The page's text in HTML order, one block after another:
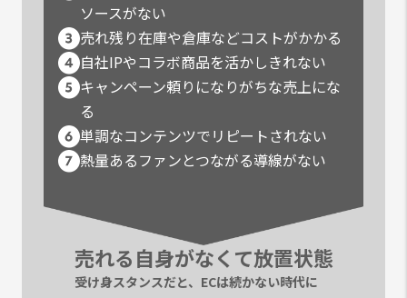
ソースがない
売れ残り在庫や倉庫などコストがかかる
自社IPやコラボ商品を活かしきれない
キャンペーン頼りになりがちな売上にな
る
単調なコンテンツでリピートされない
熱量あるファンとつながる導線がない
売れる自身がなくて放置状態
受け身スタンスだと、ECは続かない時代に